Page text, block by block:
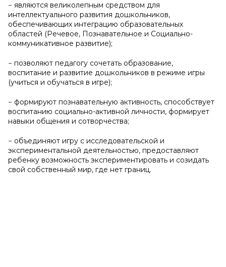
− являются великолепным средством для
интеллектуального развития дошкольников,
обеспечивающих интеграцию образовательных
областей (Речевое, Познавательное и Социально-
коммуникативное развитие);
− позволяют педагогу сочетать образование,
воспитание и развитие дошкольников в режиме игры
(учиться и обучаться в игре);
− формируют познавательную активность, способствует
воспитанию социально-активной личности, формирует
навыки общения и сотворчества;
− объединяют игру с исследовательской и
экспериментальной деятельностью, предоставляют
ребенку возможность экспериментировать и созидать
свой собственный мир, где нет границ.